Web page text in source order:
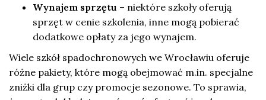
Wynajem sprzętu – niektóre szkoły oferują
sprzęt w cenie szkolenia, inne mogą pobierać
dodatkowe opłaty za jego wynajem.
Wiele szkół spadochronowych we Wrocławiu oferuje
różne pakiety, które mogą obejmować m.in. specjalne
zniżki dla grup czy promocje sezonowe. To sprawia,